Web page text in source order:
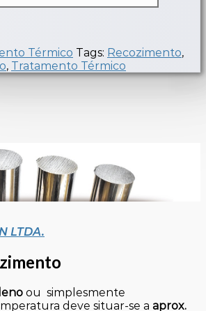
Térmico Tags: Recozimento,
, Tratamento Térmico
LTDA.
ou simplesmente
deve situar-se a aprox.